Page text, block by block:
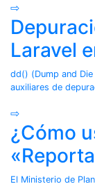
⇨
Laravel
dd() (Dump and
auxiliares de
⇨
¿Cómo
El Ministerio de